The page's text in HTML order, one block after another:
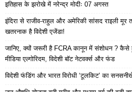
इतिहास के झरोखे में नरेन्द्र मोदीः 07 अगस्त
इंदिरा से राजीव-राहुल और अमेरिकी सांसद राइली
खतरनाक है विदेशी एजेंडा!
जानिए, क्यों जरूरी है FCRA कानून में संशोधन ?
मीडिया एल्गोरिदम, विदेशी बॉट नेटवर्क्स और फंड
विदेशी फंडिंग और भारत विरोधी ‘टूलकिट’ का